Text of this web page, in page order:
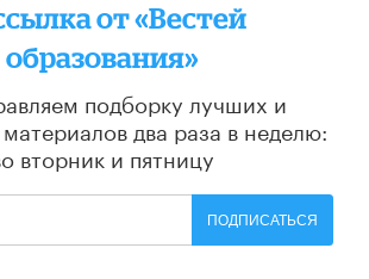
от «Вестей
образования»
подборку лучших и
два раза в неделю:
вторник и пятницу
ПОДПИСАТЬСЯ